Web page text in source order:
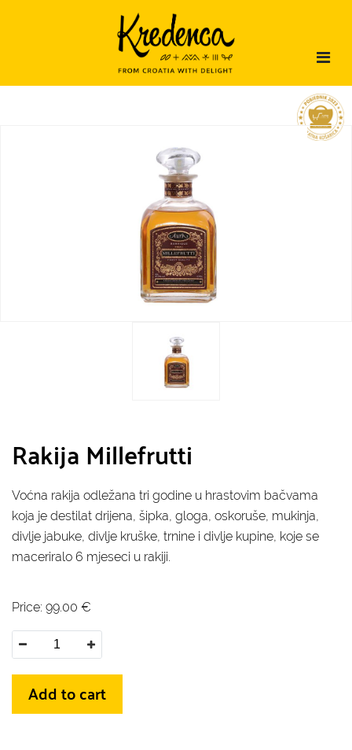
Rakija Millefrutti
Voćna rakija odležana tri godine u hrastovim bačvama
koja je destilat drijena, šipka, gloga, oskoruše, mukinja,
divlje jabuke, divlje kruške, trnine i divlje kupine, koje se
maceriralo 6 mjeseci u rakiji.
Price: 99.00 €
Add to cart